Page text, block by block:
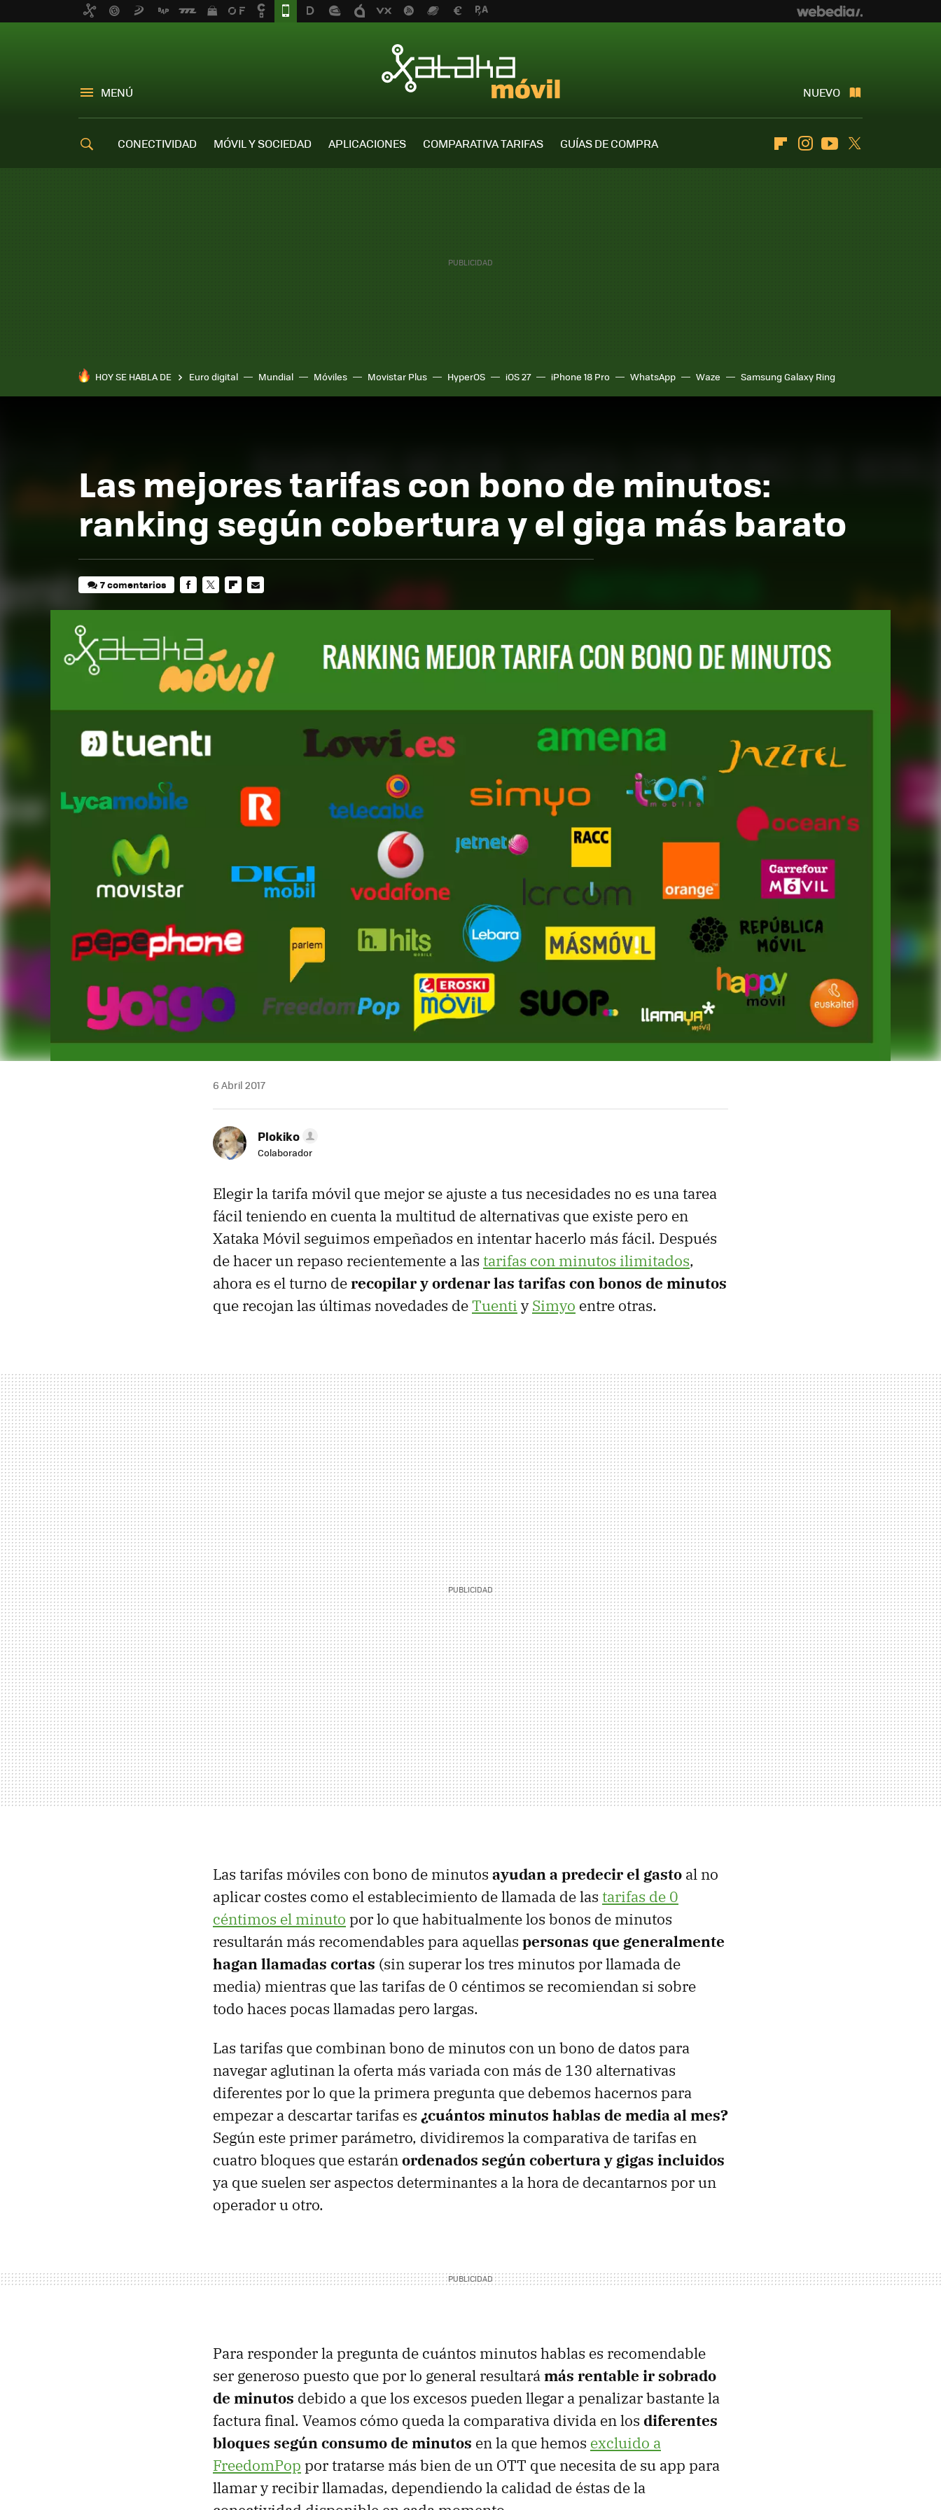
MENÚ NUEVO
CONECTIVIDAD MÓVIL Y SOCIEDAD APLICACIONES COMPARATIVA TARIFAS
GUÍAS DE COMPRA
FlipboardInstagramYoutube
HOY SE HABLA DE Euro digital Mundial Móviles Movistar Plus HyperOS iOS 27 iPhone 18 Pro WhatsApp Waze Samsung Galaxy Ring
Las mejores tarifas con bono de minutos:
ranking según cobertura y el giga más barato
7 comentarios
6 Abril 2017
Plokiko
Colaborador
Elegir la tarifa móvil que mejor se ajuste a tus necesidades no es una tarea
fácil teniendo en cuenta la multitud de alternativas que existe pero en
Xataka Móvil seguimos empeñados en intentar hacerlo más fácil. Después
de hacer un repaso recientemente a las tarifas con minutos ilimitados,
ahora es el turno derecopilar y ordenar las tarifas con bonos de minutos
que recojan las últimas novedades deTuenti ySimyo entre otras.
Las tarifas móviles con bono de minutos ayudan a predecir el gasto al no
aplicar costes como el establecimiento de llamada de las tarifas de 0
céntimos el minuto por lo que habitualmente los bonos de minutos
resultarán más recomendables para aquellas personas que generalmente
hagan llamadas cortas (sin superar los tres minutos por llamada de
media) mientras que las tarifas de 0 céntimos se recomiendan si sobre
todo haces pocas llamadas pero largas.
Las tarifas que combinan bono de minutos con un bono de datos para
navegar aglutinan la oferta más variada con más de 130 alternativas
diferentes por lo que la primera pregunta que debemos hacernos para
empezar a descartar tarifas es ¿cuántos minutos hablas de media al mes?
Según este primer parámetro, dividiremos la comparativa de tarifas en
cuatro bloques que estaránordenados según cobertura y gigas incluidos
ya que suelen ser aspectos determinantes a la hora de decantarnos por un
operador u otro.
Para responder la pregunta de cuántos minutos hablas es recomendable
ser generoso puesto que por lo general resultarámás rentable ir sobrado
de minutos debido a que los excesos pueden llegar a penalizar bastante la
factura final. Veamos cómo queda la comparativa divida en los diferentes
bloques según consumo de minutos en la que hemos excluido a
FreedomPop por tratarse más bien de un OTT que necesita de su app para
llamar y recibir llamadas, dependiendo la calidad de éstas de la